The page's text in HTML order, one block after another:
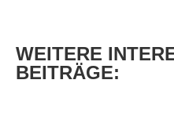
WEITERE
BEITRÄGE: